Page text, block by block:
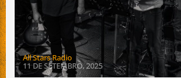
All Stars Radio
11 DE SETEMBRO, 2025